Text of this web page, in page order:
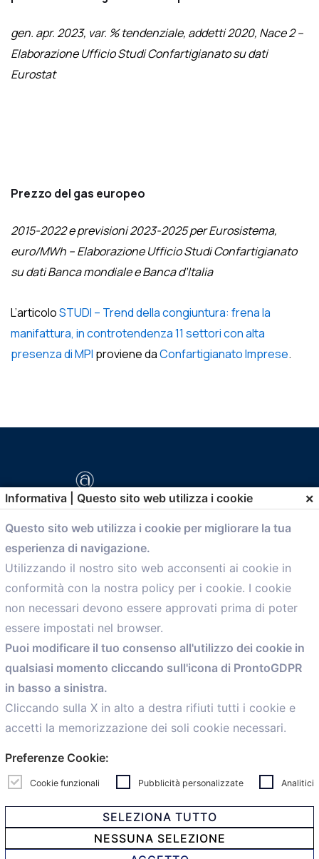
gen. apr. 2023, var. % tendenziale, addetti 2020, Nace 2 –
Elaborazione Ufficio Studi Confartigianato su dati
Eurostat
Prezzo del gas europeo
2015-2022 e previsioni 2023-2025 per Eurosistema,
euro/MWh –Elaborazione Ufficio Studi Confartigianato
su dati Banca mondiale e Banca d’Italia
L’articoloSTUDI – Trend della congiuntura: frena la
manifattura, in controtendenza 11 settori con alta
presenza di MPI proviene daConfartigianato Imprese.
comunicazione@confartigianato.bo.it
Menù
Home
Servizi
Convenzioni
Voce delle Nostre aziende
Informazioni Ex L. 124/2017
News
personalCaf
Informativa | Questo sito web utilizza i cookie ×
Questo sito web utilizza i cookie per migliorare la tua
esperienza di navigazione.
Utilizzando il nostro sito web acconsenti ai cookie in
conformità con la nostra policy per i cookie. I cookie
non necessari devono essere approvati prima di poter
essere impostati nel browser.
Puoi modificare il tuo consenso all'utilizzo dei cookie in
qualsiasi momento cliccando sull'icona di ProntoGDPR
in basso a sinistra.
Cliccando sulla X in alto a destra rifiuti tutti i cookie e
accetti la memorizzazione dei soli cookie necessari.
Preferenze Cookie:
Cookie funzionali Pubblicità personalizzate Analitici
SELEZIONA TUTTO
NESSUNA SELEZIONE